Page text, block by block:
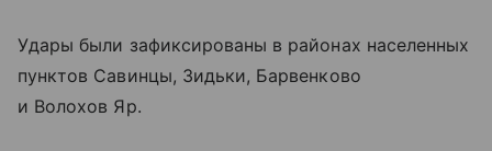
Удары были зафиксированы в районах населенных
пунктов Савинцы, Зидьки, Барвенково
и Волохов Яр.